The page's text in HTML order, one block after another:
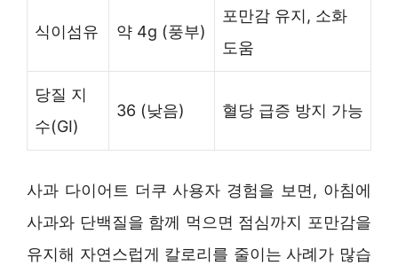
식이섬유 약 4g (풍부)
포만감 유지, 소화
도움
당질 지
수(GI)
36 (낮음) 혈당 급증 방지 가능
사과 다이어트 더쿠 사용자 경험을 보면, 아침에
사과와 단백질을 함께 먹으면 점심까지 포만감을
유지해 자연스럽게 칼로리를 줄이는 사례가 많습